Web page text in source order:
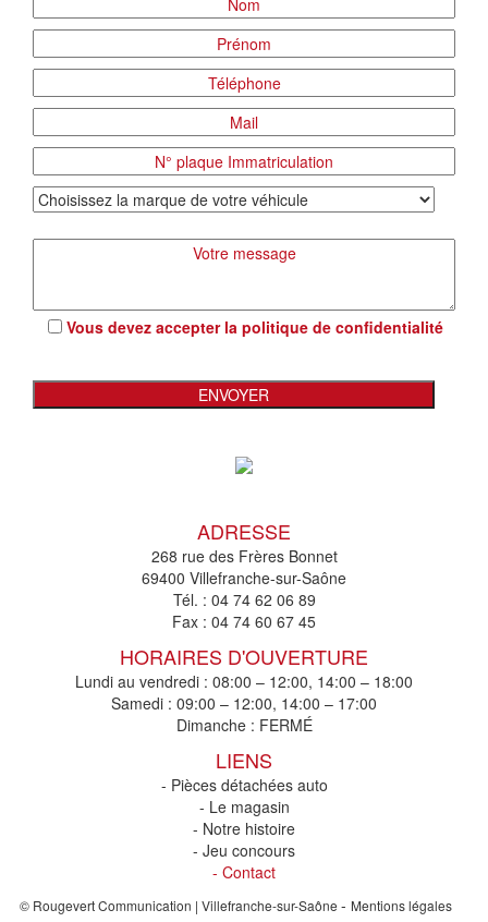
Vous devez accepter la politique de confidentialité
ADRESSE
268 rue des Frères Bonnet
69400 Villefranche-sur-Saône
Tél. : 04 74 62 06 89
Fax : 04 74 60 67 45
HORAIRES D'OUVERTURE
Lundi au vendredi : 08:00 – 12:00, 14:00 – 18:00
Samedi : 09:00 – 12:00, 14:00 – 17:00
Dimanche : FERMÉ
LIENS
- Pièces détachées auto
- Le magasin
- Notre histoire
- Jeu concours
- Contact
© Rougevert Communication | Villefranche-sur-Saône - Mentions légales